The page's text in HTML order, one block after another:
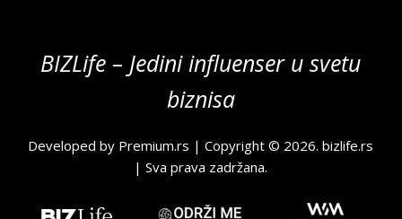
BIZLife – Jedini influenser u svetu
biznisa
Developed by Premium.rs | Copyright © 2026.bizlife.rs
| Sva prava zadržana.